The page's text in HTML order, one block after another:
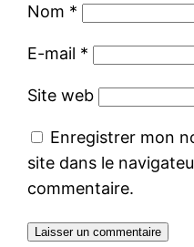
Nom *
E-mail *
Site web
Enregistrer mon
site dans le
commentaire.